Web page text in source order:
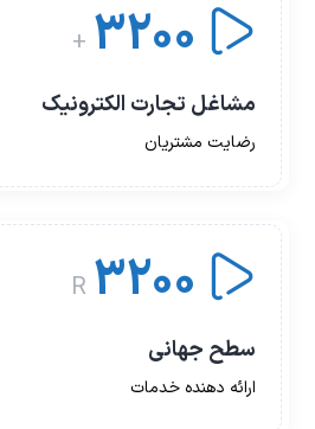
3200
+
مشاغل تجارت الکترونیک
رضایت مشتریان
3200
R
سطح جهانی
ارائه دهنده خدمات